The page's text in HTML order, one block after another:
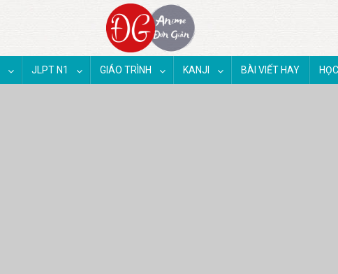
JLPT N1 GIÁO TRÌNH KANJI BÀI VIẾT HAY